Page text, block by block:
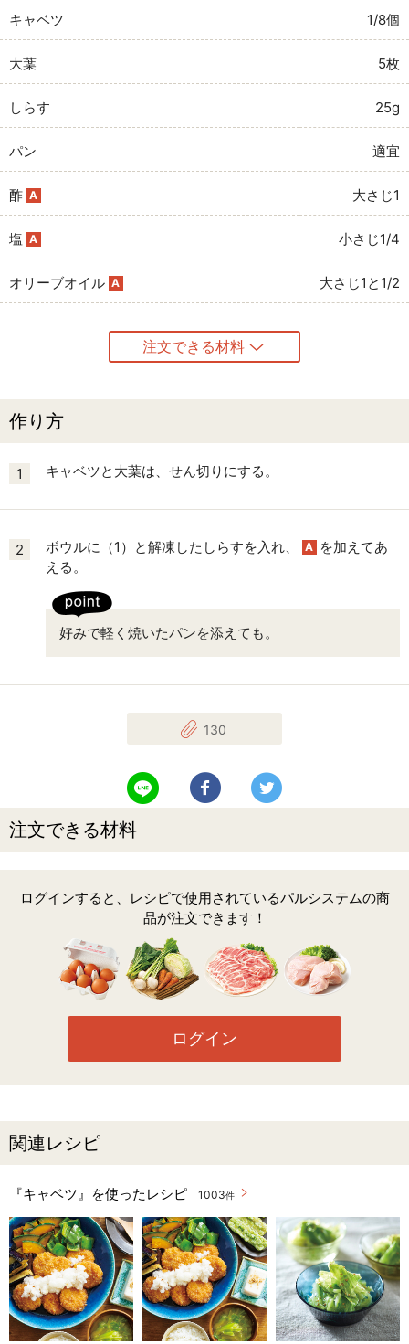
キャベツ
1/8個
大葉 5枚
しらす 25g
パン 適宜
酢 A 大さじ1
塩 A 小さじ1/4
オリーブオイル A 大さじ1と1/2
注文できる材料
作り方
1 キャベツと大葉は、せん切りにする。
2 ボウルに（1）と解凍したしらすを入れ、 A を加えてあ
える。
好みで軽く焼いたパンを添えても。
130
LINEで送る Facebookでシェアする
注文できる材料
ログインすると、レシピで使用されているパルシステムの商
品が注文できます！
ログイン
関連レシピ
『キャベツ』を使ったレシピ 1003件